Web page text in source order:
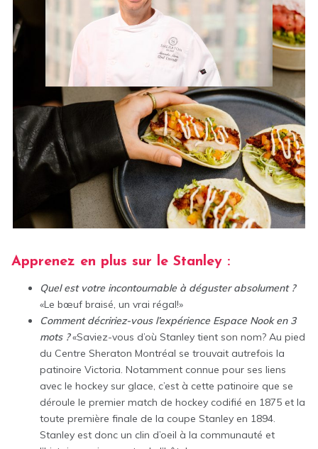
Apprenez en plus sur le Stanley :
Quel est votre incontournable à déguster absolument ?
«Le bœuf braisé, un vrai régal!»
Comment décririez-vous l’expérience Espace Nook en 3
mots ?«Saviez-vous d’où Stanley tient son nom? Au pied
du Centre Sheraton Montréal se trouvait autrefois la
patinoire Victoria. Notamment connue pour ses liens
avec le hockey sur glace, c’est à cette patinoire que se
déroule le premier match de hockey codifié en 1875 et la
toute première finale de la coupe Stanley en 1894.
Stanley est donc un clin d’oeil à la communauté et